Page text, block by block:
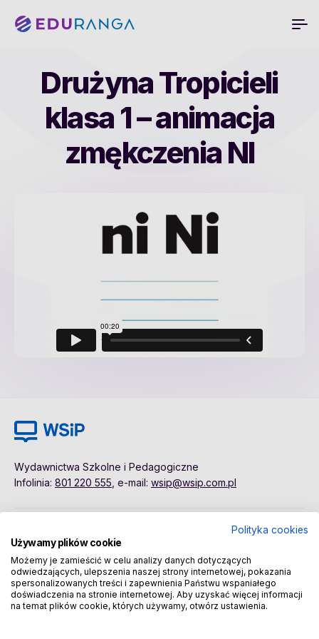
Drużyna Tropicieli
klasa 1 – animacja
zmękczenia NI
Wydawnictwa Szkolne i Pedagogiczne
Infolinia: 801 220 555 , e-mail: wsip@wsip.com.pl
Dane osobowe
Regulamin
Pierwsze kroki
Sklep
Polityka cookies
Używamy plików cookie
Możemy je zamieścić w celu analizy danych dotyczących
odwiedzających, ulepszenia naszej strony internetowej, pokazania
spersonalizowanych treści i zapewnienia Państwu wspaniałego
doświadczenia na stronie internetowej. Aby uzyskać więcej informacji
na temat plików cookie, których używamy, otwórz ustawienia.